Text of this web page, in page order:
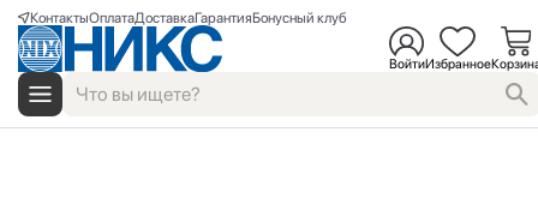
КонтактыОплатаДоставкаГарантияБонусный клуб
ВойтиИзбранное